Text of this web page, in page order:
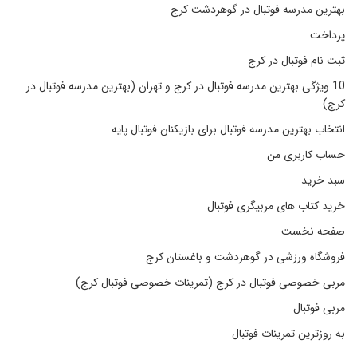
بهترین مدرسه فوتبال در گوهردشت کرج
پرداخت
ثبت نام فوتبال در کرج
10 ویژگی بهترین مدرسه فوتبال در کرج و تهران (بهترین مدرسه فوتبال در
کرج)
انتخاب بهترین مدرسه فوتبال برای بازیکنان فوتبال پایه
حساب کاربری من
سبد خرید
خرید کتاب های مربیگری فوتبال
صفحه نخست
فروشگاه ورزشی در گوهردشت و باغستان کرج
مربی خصوصی فوتبال در کرج (تمرینات خصوصی فوتبال کرج)
مربی فوتبال
به روزترین تمرینات فوتبال